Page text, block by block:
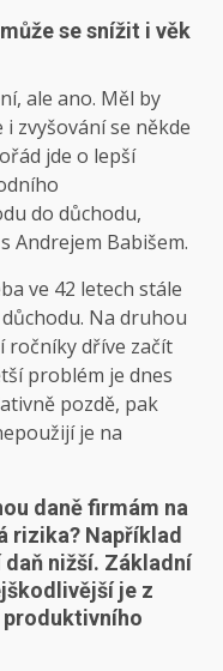
se snížit i věk
ale ano. Měl by
zvyšování se někde
jde o lepší
do důchodu,
Andrejem Babišem.
ve 42 letech stále
Na druhou
ročníky dříve začít
problém je dnes
pozdě, pak
je na
daně firmám na
rizika? Například
nižší. Základní
je z
produktivního